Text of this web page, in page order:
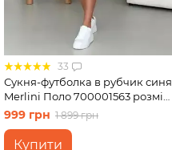
33
Сукня-футболка в рубчик синя
Merlini Поло 700001563 розмір
L-XL
999 грн 1 899 грн
Купити